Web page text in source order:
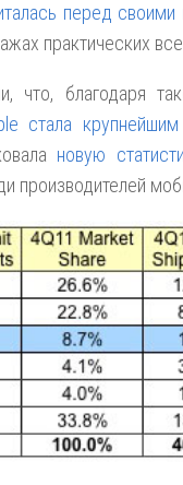
перед своими
практических
что, благодаря
стала
новую
производителей